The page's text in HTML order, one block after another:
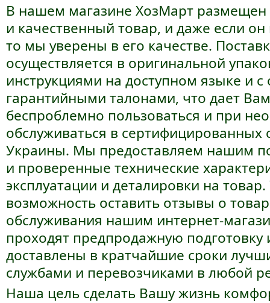
В нашем магазине ХозМарт
и качественный товар, и даже если
то мы уверены в его качестве.
осуществляется в оригинальной
инструкциями на доступном языке и
гарантийными талонами, что дает
беспроблемно пользоваться и при
обслуживаться в сертифицированных
Украины. Мы предоставляем нашим
и проверенные технические
эксплуатации и деталировки на товар.
возможность оставить отзывы о
обслуживания нашим интернет-
проходят предпродажную подготовку
доставлены в кратчайшие сроки
службами и перевозчиками в любой
Наша цель сделать Вашу жизнь